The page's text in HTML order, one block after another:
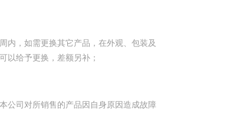
内，如需更换其它产品，在外观、包装及
以给予更换，差额另补；
公司对所销售的产品因自身原因造成故障